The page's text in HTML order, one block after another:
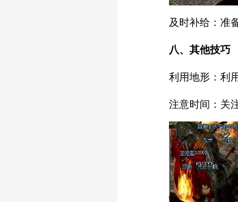
及时补给：准
八、其他技巧
利用地形：利
注意时间：关